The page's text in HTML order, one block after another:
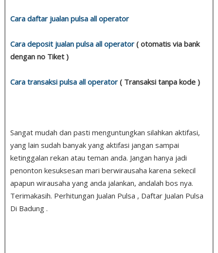
Cara daftar jualan pulsa all operator
Cara deposit jualan pulsa all operator ( otomatis via bank
dengan no Tiket )
Cara transaksi pulsa all operator ( Transaksi tanpa kode )
Sangat mudah dan pasti menguntungkan silahkan aktifasi,
yang lain sudah banyak yang aktifasi jangan sampai
ketinggalan rekan atau teman anda. Jangan hanya jadi
penonton kesuksesan mari berwirausaha karena sekecil
apapun wirausaha yang anda jalankan, andalah bos nya.
Terimakasih. Perhitungan Jualan Pulsa , Daftar Jualan Pulsa
Di Badung .